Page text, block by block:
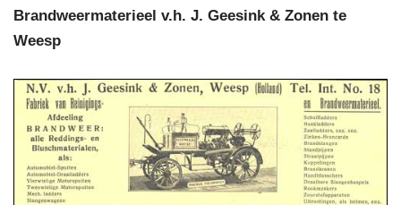
Brandweermaterieel v.h. J. Geesink & Zonen te
Weesp